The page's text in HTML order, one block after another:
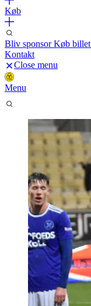
Køb
Bliv sponsorKøb billet
Kontakt
Close menu
Menu